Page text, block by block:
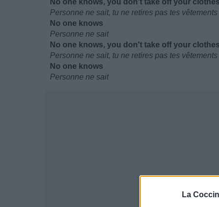
La
No one knows, you don't take off your clothes
Personne ne sait, tu ne retires pas tes vêtements
No one knows
Personne ne sait
No one knows, you don't take off your clothes
Personne ne sait, tu ne retires pas tes vêtements
No one knows
Personne ne sait